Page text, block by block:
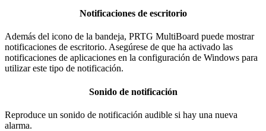
Notificaciones de escritorio
Además del icono de la bandeja, PRTG MultiBoard puede mostrar
notificaciones de escritorio. Asegúrese de que ha activado las
notificaciones de aplicaciones en la configuración de Windows para
utilizar este tipo de notificación.
Sonido de notificación
Reproduce un sonido de notificación audible si hay una nueva
alarma.